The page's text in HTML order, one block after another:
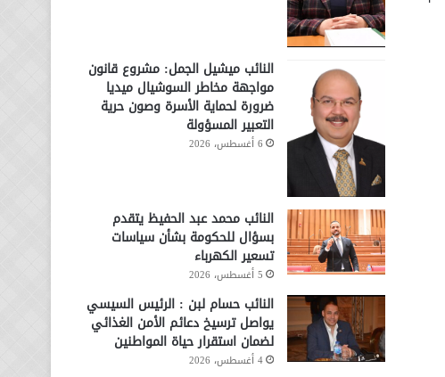
النائب ميشيل الجمل: مشروع قانون
مواجهة مخاطر السوشيال ميديا
ضرورة لحماية الأسرة وصون حرية
التعبير المسؤولة
6 أغسطس، 2026
النائب محمد عبد الحفيظ يتقدم
بسؤال للحكومة بشأن سياسات
تسعير الكهرباء
5 أغسطس، 2026
النائب حسام لبن : الرئيس السيسي
يواصل ترسيخ دعائم الأمن الغذائي
لضمان استقرار حياة المواطنين
4 أغسطس، 2026